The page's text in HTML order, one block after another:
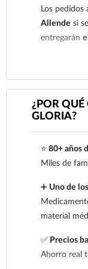
Para esta
su
Los pedidos
Allende si
entregarán
Los
nacional.
económica.
pedidos
tiempo de
días.
En los
seleccionar
productos
¿POR
GLORIA?
⭐ 80+ años
Miles de
➕ Uno de
material
✅ Precios
Ahorro real